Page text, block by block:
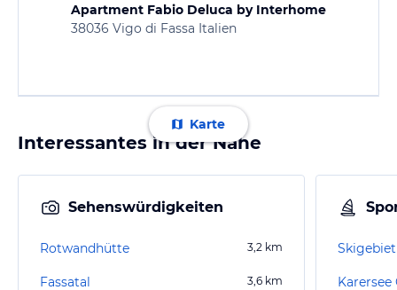
Apartment Fabio Deluca by Interhome
38036 Vigo di Fassa Italien
Karte
Interessantes in der Nähe
Sehenswürdigkeiten
Rotwandhütte 3,2 km
Fassatal 3,6 km
Skigebiet
Karersee